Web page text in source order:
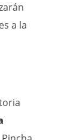
a la